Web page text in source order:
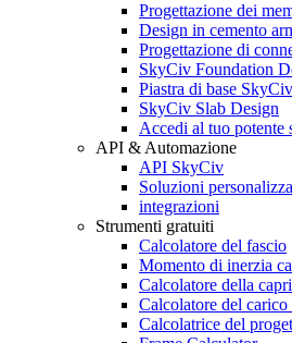
Progettazione dei
Design in cemento
Progettazione di
SkyCiv Foundation
Piastra di base SkyCiv
SkyCiv Slab Design
Accedi al tuo potente
API & Automazione
API SkyCiv
Soluzioni
integrazioni
Strumenti gratuiti
Calcolatore del fascio
Momento di inerzia
Calcolatore della
Calcolatore del
Calcolatrice del